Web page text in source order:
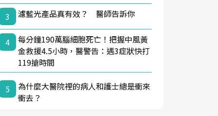
3
濾藍光產品真有效？ 醫師告訴你
4
每分鐘190萬腦細胞死亡！把握中風黃
金救援4.5小時，醫警告：遇3症狀快打
119搶時間
5
為什麼大醫院裡的病人和護士總是衝來
衝去？